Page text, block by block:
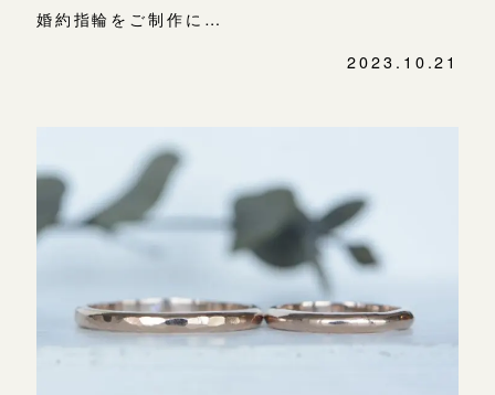
婚約指輪をご制作に…
2023.10.21